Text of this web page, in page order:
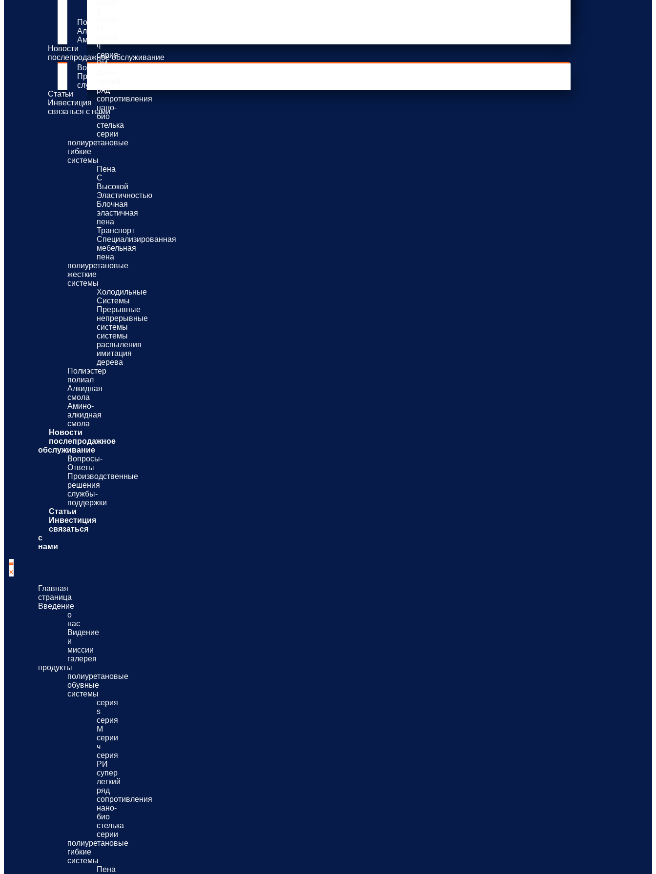
Полиэстер полиал
Алкидная смола
Амино-алкидная смола
Новости
послепродажное обслуживание
Вопросы-Ответы
Производственные решения
службы-поддержки
Статьи
Инвестиция
связаться с нами
ч
серия
РИ
ряд
сопротивления
нано-
био
стелька
серии
полиуретановые
гибкие
системы
Пена
С
Высокой
Эластичностью
Блочная
эластичная
пена
Транспорт
Специализированная
мебельная
пена
полиуретановые
жесткие
системы
Холодильные
Системы
Прерывные
непрерывные
системы
системы
распыления
имитация
дерева
Полиэстер
полиал
Алкидная
смола
Амино-
алкидная
смола
Новости
послепродажное
обслуживание
Вопросы-
Ответы
Производственные
решения
службы-
поддержки
Статьи
Инвестиция
связаться
с
нами
Главная
страница
Введение
о
нас
Видение
и
миссии
галерея
продукты
полиуретановые
обувные
системы
серия
s
серия
M
серии
ч
серия
РИ
супер
легкий
ряд
сопротивления
нано-
био
стелька
серии
полиуретановые
гибкие
системы
Пена